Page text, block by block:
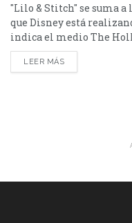
"Lilo & Stitch" se suma
que Disney está
indica el medio The
será el guionista y Dan
productores de una
LEER MÁS